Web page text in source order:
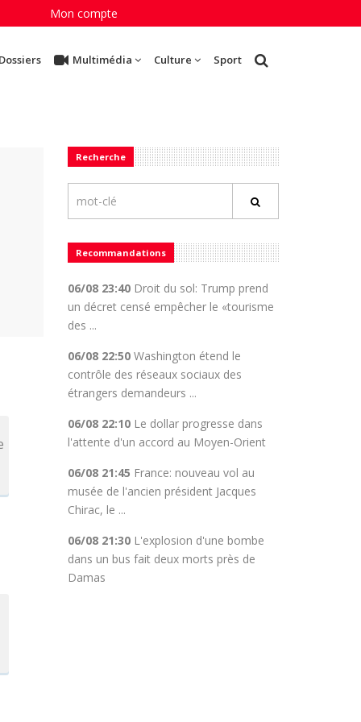
Mon compte
Multimédia Culture Sport
Recherche
Recommandations
06/08 23:40Droit du sol: Trump prend
un décret censé empêcher le «tourisme
des ...
06/08 22:50Washington étend le
contrôle des réseaux sociaux des
étrangers demandeurs ...
06/08 22:10Le dollar progresse dans
l'attente d'un accord au Moyen-Orient
06/08 21:45 France: nouveau vol au
musée de l'ancien président Jacques
Chirac, le ...
06/08 21:30L'explosion d'une bombe
dans un bus fait deux morts près de
Damas